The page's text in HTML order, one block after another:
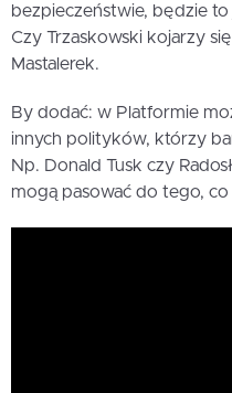
bezpieczeństwie, będzie
Czy Trzaskowski kojarzy
Mastalerek.
By dodać: w Platformie
innych polityków, którzy
Np. Donald Tusk czy
mogą pasować do tego,